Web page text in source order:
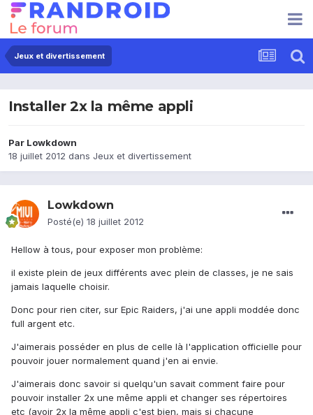
Jeux et divertissement
Installer 2x la même appli
Par Lowkdown
18 juillet 2012 dans Jeux et divertissement
Lowkdown
Posté(e) 18 juillet 2012
Hellow à tous, pour exposer mon problème:
il existe plein de jeux différents avec plein de classes, je ne sais
jamais laquelle choisir.
Donc pour rien citer, sur Epic Raiders, j'ai une appli moddée donc
full argent etc.
J'aimerais posséder en plus de celle là l'application officielle pour
pouvoir jouer normalement quand j'en ai envie.
J'aimerais donc savoir si quelqu'un savait comment faire pour
pouvoir installer 2x une même appli et changer ses répertoires
etc (avoir 2x la même appli c'est bien, mais si chacune